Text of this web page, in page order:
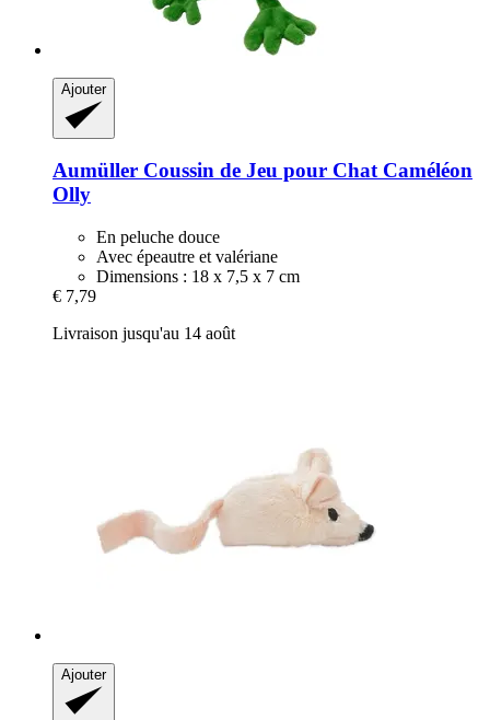
Ajouter
Aumüller Coussin de Jeu pour Chat Caméléon
Olly
En peluche douce
Avec épeautre et valériane
Dimensions : 18 x 7,5 x 7 cm
€ 7,79
Livraison jusqu'au 14 août
Ajouter